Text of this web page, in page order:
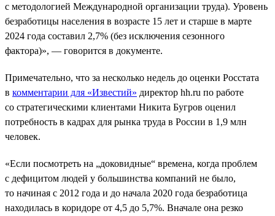
с методологией Международной организации труда). Уровень
безработицы населения в возрасте 15 лет и старше в марте
2024 года составил 2,7% (без исключения сезонного
фактора)», — говорится в документе.
Примечательно, что за несколько недель до оценки Росстата
в комментарии для «Известий» директор hh.ru по работе
со стратегическими клиентами Никита Бугров оценил
потребность в кадрах для рынка труда в России в 1,9 млн
человек.
«Если посмотреть на „доковидные“ времена, когда проблем
с дефицитом людей у большинства компаний не было,
то начиная с 2012 года и до начала 2020 года безработица
находилась в коридоре от 4,5 до 5,7%. Вначале она резко